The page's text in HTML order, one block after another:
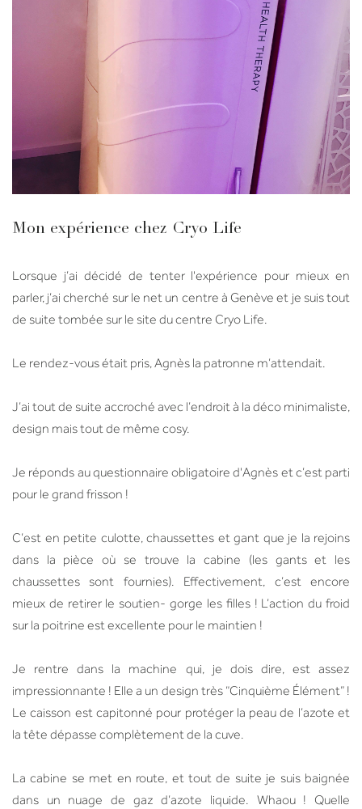
Mon expérience chez Cryo Life
Lorsque j’ai décidé de tenter l'expérience pour mieux en
parler, j’ai cherché sur le net un centre à Genève et je suis tout
de suite tombée sur le site du centre Cryo Life.
Le rendez-vous était pris, Agnès la patronne m’attendait.
J’ai tout de suite accroché avec l’endroit à la déco minimaliste,
design mais tout de même cosy.
Je réponds au questionnaire obligatoire d'Agnès et c’est parti
pour le grand frisson !
C’est en petite culotte, chaussettes et gant que je la rejoins
dans la pièce où se trouve la cabine (les gants et les
chaussettes sont fournies). Effectivement, c’est encore
mieux de retirer le soutien- gorge les filles ! L’action du froid
sur la poitrine est excellente pour le maintien !
Je rentre dans la machine qui, je dois dire, est assez
impressionnante ! Elle a un design très “Cinquième Élément” !
Le caisson est capitonné pour protéger la peau de l’azote et
la tête dépasse complètement de la cuve.
La cabine se met en route, et tout de suite je suis baignée
dans un nuage de gaz d’azote liquide. Whaou ! Quelle